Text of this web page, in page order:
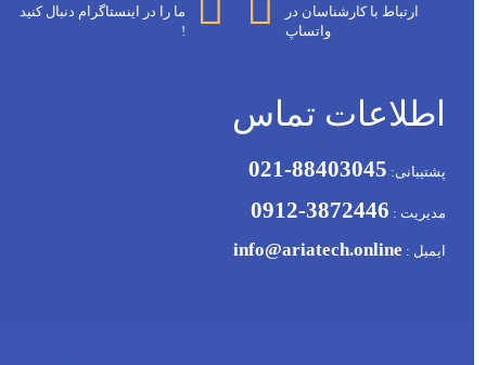
ارتباط با کارشناسان در
واتساپ
ما را در اینستاگرام دنبال کنید
!
اطلاعات تماس
پشتیبانی: 88403045-021
مدیریت : 3872446-0912
ایمیل : info@ariatech.online